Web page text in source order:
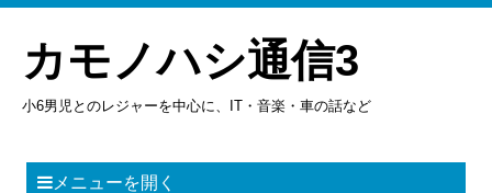
カモノハシ通信3
小6男児とのレジャーを中心に、IT・音楽・車の話など
メニューを開く